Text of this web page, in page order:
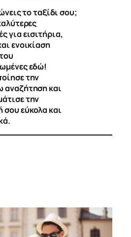
το ταξίδι σου;
για εισιτήρια,
ενοικίαση
εδώ!
την
αναζήτηση και
την
εύκολα και